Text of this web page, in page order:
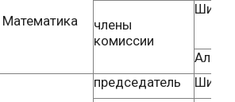
Математика
члены
комиссии
председатель